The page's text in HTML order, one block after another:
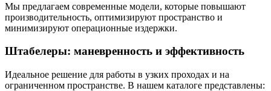
Мы предлагаем современные модели, которые повышают
производительность, оптимизируют пространство и
минимизируют операционные издержки.
Штабелеры: маневренность и эффективность
Идеальное решение для работы в узких проходах и на
ограниченном пространстве. В нашем каталоге представлены: